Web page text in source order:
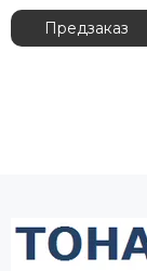
Предзаказ